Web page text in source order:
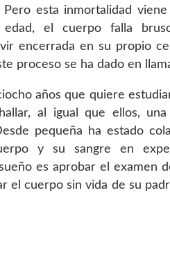
esta inmortalidad
el cuerpo falla
encerrada en su propio
proceso se ha dado en
años que quiere
al igual que ellos,
pequeña ha estado
y su sangre en
es aprobar el examen
el cuerpo sin vida de su